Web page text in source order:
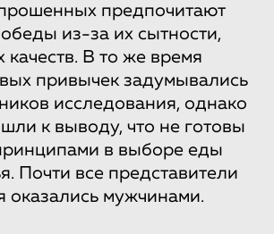
предпочитают
из-за их сытности,
качеств. В то же время
привычек задумывались
исследования, однако
к выводу, что не готовы
в выборе еды
Почти все представители
оказались мужчинами.